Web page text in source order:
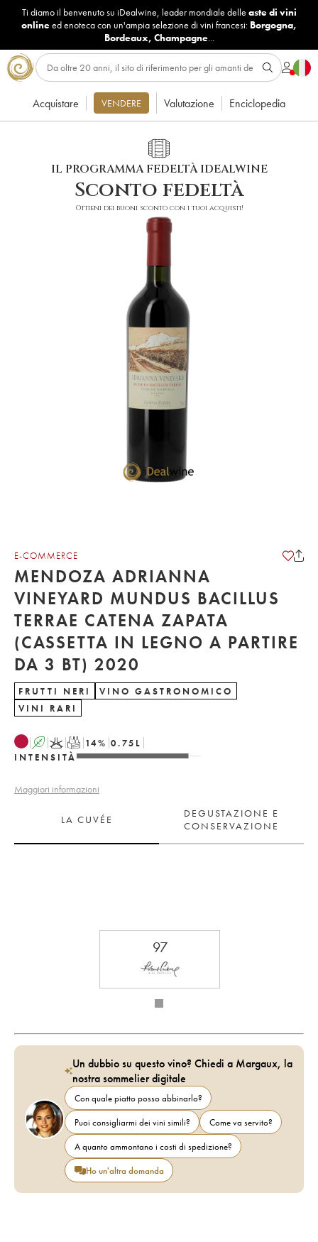
Ti diamo il benvenuto su iDealwine, leader mondiale delle aste di vini
onlineed enoteca con un'ampia selezione di vini francesi: Borgogna,
Bordeaux, Champagne...
Acquistare VENDERE Valutazione Enciclopedia
IL PROGRAMMA FEDELTÀ IDEALWINE
Sconto fedeltà
Ottieni dei buoni sconto con i tuoi acquisti!
E-COMMERCE
MENDOZA ADRIANNA
VINEYARD MUNDUS BACILLUS
TERRAE CATENA ZAPATA
(CASSETTA IN LEGNO A PARTIRE
DA 3 BT) 2020
FRUTTI NERI
VINO GASTRONOMICO
VINI RARI
A K T 14% 0.75 L
INTENSITÀ
Maggiori informazioni
LA CUVÉE
DEGUSTAZIONE E
CONSERVAZIONE
97
Un dubbio su questo vino? Chiedi a Margaux, la
nostra sommelier digitale
Con quale piatto posso abbinarlo?
Puoi consigliarmi dei vini simili?
Come va servito?
A quanto ammontano i costi di spedizione?
Ho un'altra domanda